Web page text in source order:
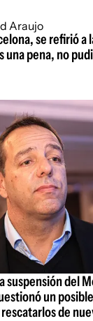
se refirió a
una pena, no
suspensión del
un
de